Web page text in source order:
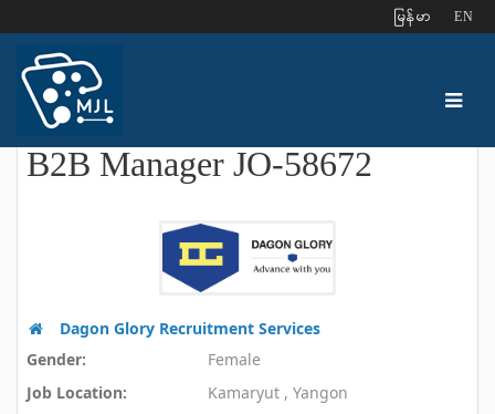
ျမန္မာ EN
B2B Manager JO-58672
Dagon Glory Recruitment Services
Gender:
Female
Job Location:
Kamaryut , Yangon